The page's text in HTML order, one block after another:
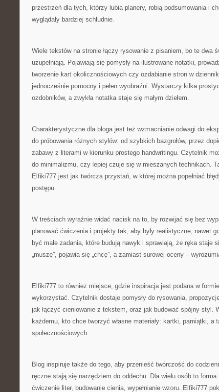
przestrzeń dla tych, którzy lubią planery, robią podsumowania i
wyglądały bardziej schludnie.
Wiele tekstów na stronie łączy rysowanie z pisaniem, bo te dwa
uzupełniają. Pojawiają się pomysły na ilustrowane notatki,
tworzenie kart okolicznościowych czy ozdabianie stron w
jednocześnie pomocny i pełen wyobraźni. Wystarczy kilka
ozdobników, a zwykła notatka staje się małym dziełem.
Charakterystyczne dla bloga jest też wzmacnianie odwagi do
do próbowania różnych stylów: od szybkich bazgrołów, przez
zabawy z literami w kierunku prostego handwritingu. Czytelnik
do minimalizmu, czy lepiej czuje się w mieszanych technikach.
Elfiki777 jest jak twórcza przystań, w której można popełniać
postępu.
W treściach wyraźnie widać nacisk na to, by rozwijać się bez
planować ćwiczenia i projekty tak, aby były realistyczne, nawet
być małe zadania, które budują nawyk i sprawiają, że ręka staje
„muszę”, pojawia się „chcę”, a zamiast surowej oceny –
Elfiki777 to również miejsce, gdzie inspiracja jest podana w
wykorzystać. Czytelnik dostaje pomysły do rysowania,
jak łączyć cieniowanie z tekstem, oraz jak budować spójny styl.
każdemu, kto chce tworzyć własne materiały: kartki, pamiątki, a
społecznościowych.
Blog inspiruje także do tego, aby przenieść twórczość do
ręczne stają się narzędziem do oddechu. Dla wielu osób to
ćwiczenie liter, budowanie cienia, wypełnianie wzoru. Elfiki777